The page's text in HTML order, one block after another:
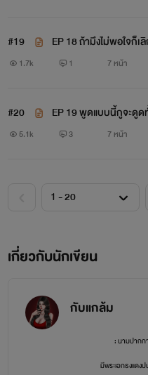
#19 EP 18 ถ้ามึงไม่พอใจก็เ
1.7k 1 7 หน้า
#20 EP 19 พูดแบบนี้กูจะดูด
5.1k 3 7 หน้า
เกี่ยวกับนักเขียน
กับแกล้ม
: นามปาก
มีพระเอกธงแดง